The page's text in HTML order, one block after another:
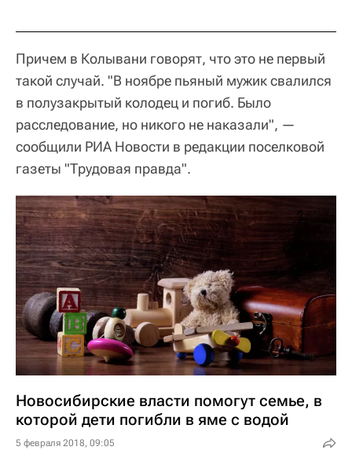
Причем в Колывани говорят, что это не первый
такой случай. "В ноябре пьяный мужик свалился
в полузакрытый колодец и погиб. Было
расследование, но никого не наказали", —
сообщили РИА Новости в редакции поселковой
газеты "Трудовая правда".
Новосибирские власти помогут семье, в
которой дети погибли в яме с водой
5 февраля 2018, 09:05